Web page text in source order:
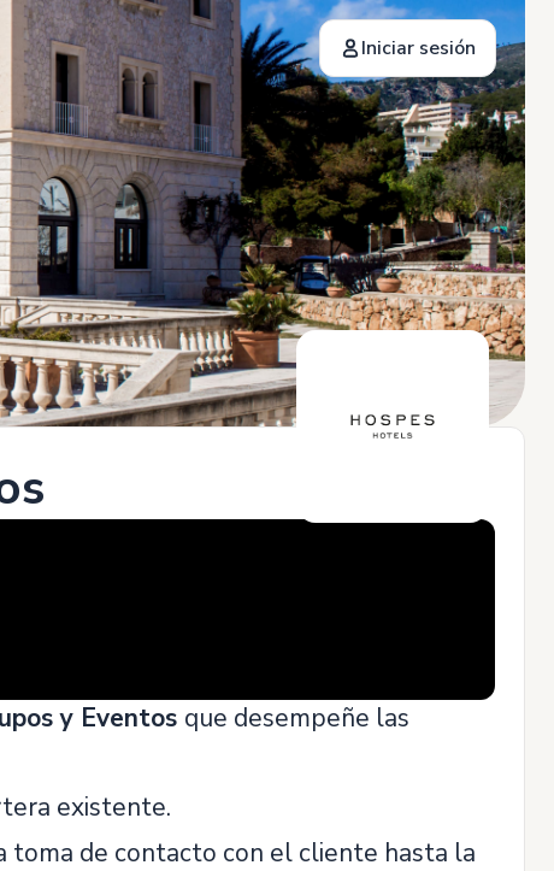
Iniciar sesión
y Eventos que desempeñe las
existente.
toma de contacto con el cliente hasta la